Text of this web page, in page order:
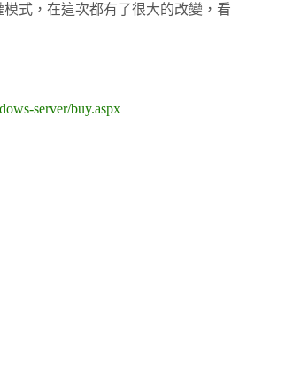
式，在這次都有了很大的改變，看
server/buy.aspx